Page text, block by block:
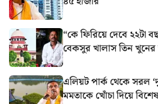
“কে ফিরিয়ে দেবে ২২টা
বেকসুর খালাস তিন
এলিয়ট পার্ক থেকে সরল
মমতাকে খোঁচা দিয়ে